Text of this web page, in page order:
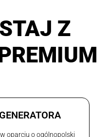
Z
oparciu o ogólnopolski